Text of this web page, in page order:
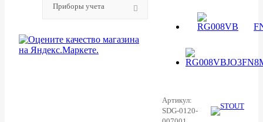
Приборы учета
Артикул:
SDG-0120-